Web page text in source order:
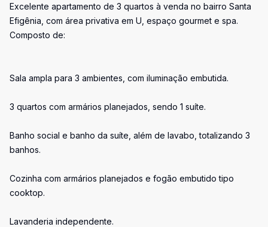
Excelente apartamento de 3 quartos à venda no bairro Santa
Efigênia, com área privativa em U, espaço gourmet e spa.
Composto de:
Sala ampla para 3 ambientes, com iluminação embutida.
3 quartos com armários planejados, sendo 1 suíte.
Banho social e banho da suíte, além de lavabo, totalizando 3
banhos.
Cozinha com armários planejados e fogão embutido tipo
cooktop.
Lavanderia independente.